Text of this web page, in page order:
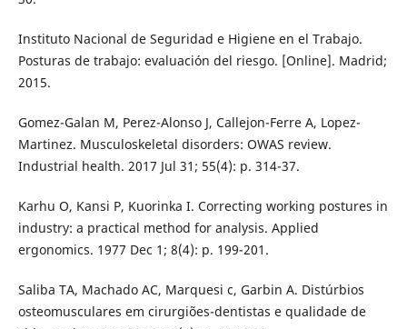
Instituto Nacional de Seguridad e Higiene en el Trabajo.
Posturas de trabajo: evaluación del riesgo. [Online]. Madrid;
2015.
Gomez-Galan M, Perez-Alonso J, Callejon-Ferre A, Lopez-
Martinez. Musculoskeletal disorders: OWAS review.
Industrial health. 2017 Jul 31; 55(4): p. 314-37.
Karhu O, Kansi P, Kuorinka I. Correcting working postures in
industry: a practical method for analysis. Applied
ergonomics. 1977 Dec 1; 8(4): p. 199-201.
Saliba TA, Machado AC, Marquesi c, Garbin A. Distúrbios
osteomusculares em cirurgiões-dentistas e qualidade de